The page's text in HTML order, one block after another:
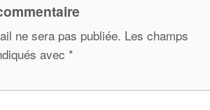
ne sera pas publiée. Les champs
avec *